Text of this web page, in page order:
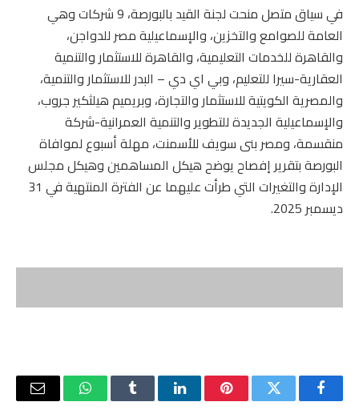
في سياق متصل منحت لجنة القيد بالبورصة، 9 شركات وهي
العامة للصوامع والتخزين، والإسماعيلية مصر للدواجن،
والقاهرة للخدمات التعليمية، والقاهرة للاستثمار والتنمية
العقارية-سيرا للتعليم، وبي اي دي – البدر للاستثمار والتنمية،
والمصرية الكويتية للاستثمار والتجارة، وبريميم هيلثكير جروب،
والإسماعيلية الجديدة للتطوير والتنمية العمرانية-شركة
منقسمة، ومصر بنى سويف للأسمنت، مهلة أسبوع لموافاة
البورصة بتقرير إفصاح يوضح هيكل المساهمين وهيكل مجلس
الإدارة والتغيرات التي طرأت عليهما عن الفترة المنتهية في 31
ديسمبر 2025.
فيسبوكتويتر بينتيريستلينكدإن Tumblr واتسابالبريد